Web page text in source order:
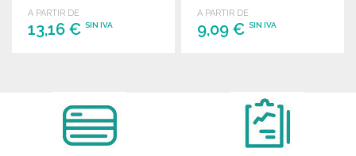
1 pila.
A PARTIR DE
13,16 € SIN IVA
A PARTIR DE
9,09 €SIN IVA